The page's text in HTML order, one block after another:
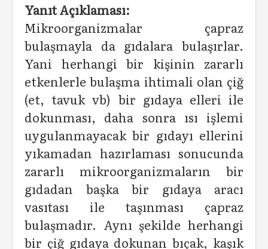
Yanıt Açıklaması:
Mikroorganizmalar çapraz
bulaşmayla da gıdalara bulaşırlar.
Yani herhangi bir kişinin zararlı
etkenlerle bulaşma ihtimali olan çiğ
(et, tavuk vb) bir gıdaya elleri ile
dokunması, daha sonra ısı işlemi
uygulanmayacak bir gıdayı ellerini
yıkamadan hazırlaması sonucunda
zararlı mikroorganizmaların bir
gıdadan başka bir gıdaya aracı
vasıtası ile taşınması çapraz
bulaşmadır. Aynı şekilde herhangi
bir çiğ gıdaya dokunan bıçak, kaşık